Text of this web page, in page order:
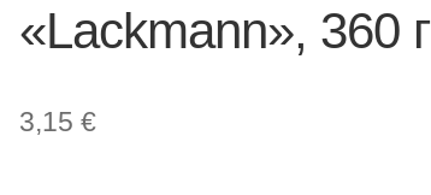
«Lackmann», 360 г
3,15€